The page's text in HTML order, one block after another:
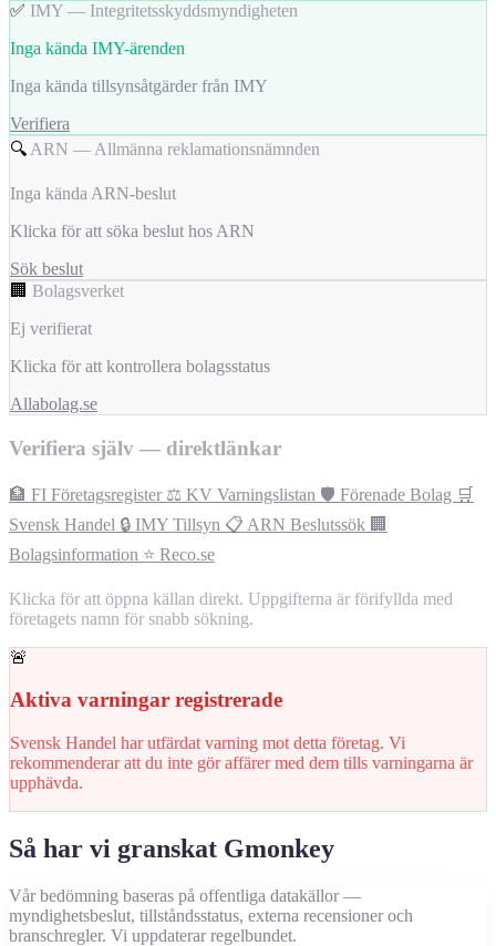
✅ IMY — Integritetsskyddsmyndigheten
Inga kända IMY-ärenden
Inga kända tillsynsåtgärder från IMY
Verifiera
🔍 ARN — Allmänna reklamationsnämnden
Inga kända ARN-beslut
Klicka för att söka beslut hos ARN
Sök beslut
🏢 Bolagsverket
Ej verifierat
Klicka för att kontrollera bolagsstatus
Allabolag.se
Verifiera själv — direktlänkar
🏦 FI Företagsregister ⚖️ KV Varningslistan 🛡️ Förenade Bolag 🛒
Svensk Handel 🔒 IMY Tillsyn 📋 ARN Beslutssök 🏢
Bolagsinformation ⭐ Reco.se
Klicka för att öppna källan direkt. Uppgifterna är förifyllda med
företagets namn för snabb sökning.
🚨
Aktiva varningar registrerade
Svensk Handel har utfärdat varning mot detta företag. Vi
rekommenderar att du inte gör affärer med dem tills varningarna är
upphävda.
Så har vi granskat Gmonkey
Vår bedömning baseras på offentliga datakällor —
myndighetsbeslut, tillståndsstatus, externa recensioner och
branschregler. Vi uppdaterar regelbundet.